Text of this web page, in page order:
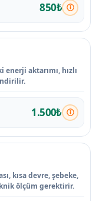
850₺
aktarımı, hızlı
1.500₺
kısa devre, şebeke,
ölçüm gerektirir.